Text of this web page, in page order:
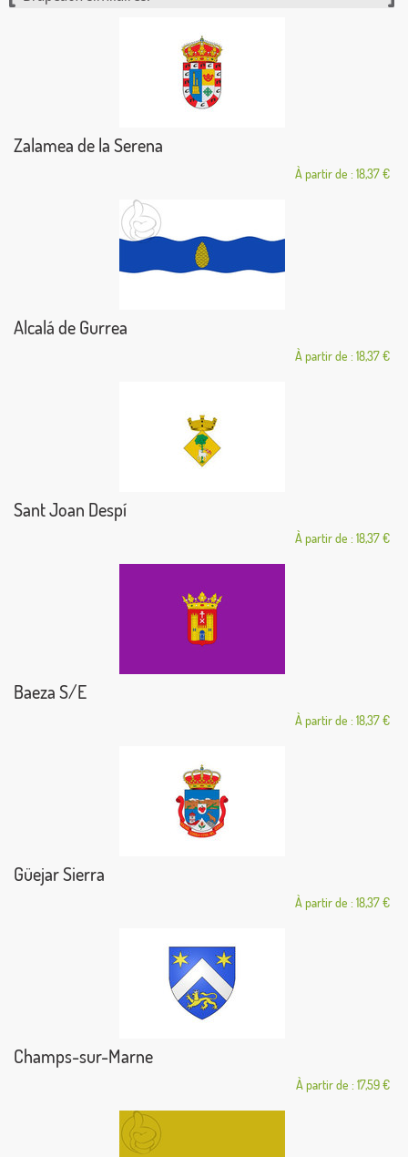
Zalamea de la Serena
À partir de : 18,37 €
Alcalá de Gurrea
À partir de : 18,37 €
Sant Joan Despí
À partir de : 18,37 €
Baeza S/E
À partir de : 18,37 €
Güejar Sierra
À partir de : 18,37 €
Champs-sur-Marne
À partir de : 17,59 €